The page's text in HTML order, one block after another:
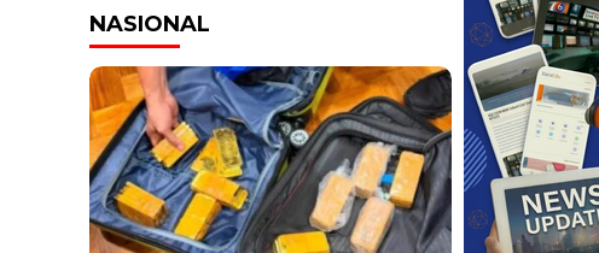
NASIONAL